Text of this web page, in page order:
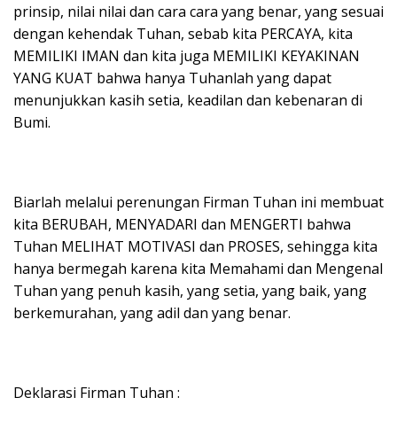
prinsip, nilai nilai dan cara cara yang benar, yang sesuai
dengan kehendak Tuhan, sebab kita PERCAYA, kita
MEMILIKI IMAN dan kita juga MEMILIKI KEYAKINAN
YANG KUAT bahwa hanya Tuhanlah yang dapat
menunjukkan kasih setia, keadilan dan kebenaran di
Bumi.
Biarlah melalui perenungan Firman Tuhan ini membuat
kita BERUBAH, MENYADARI dan MENGERTI bahwa
Tuhan MELIHAT MOTIVASI dan PROSES, sehingga kita
hanya bermegah karena kita Memahami dan Mengenal
Tuhan yang penuh kasih, yang setia, yang baik, yang
berkemurahan, yang adil dan yang benar.
Deklarasi Firman Tuhan :